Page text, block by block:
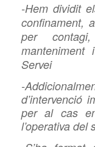
-Hem dividit
confinament,
per
Servei
-
d’intervenció
per al cas
l’operativa del